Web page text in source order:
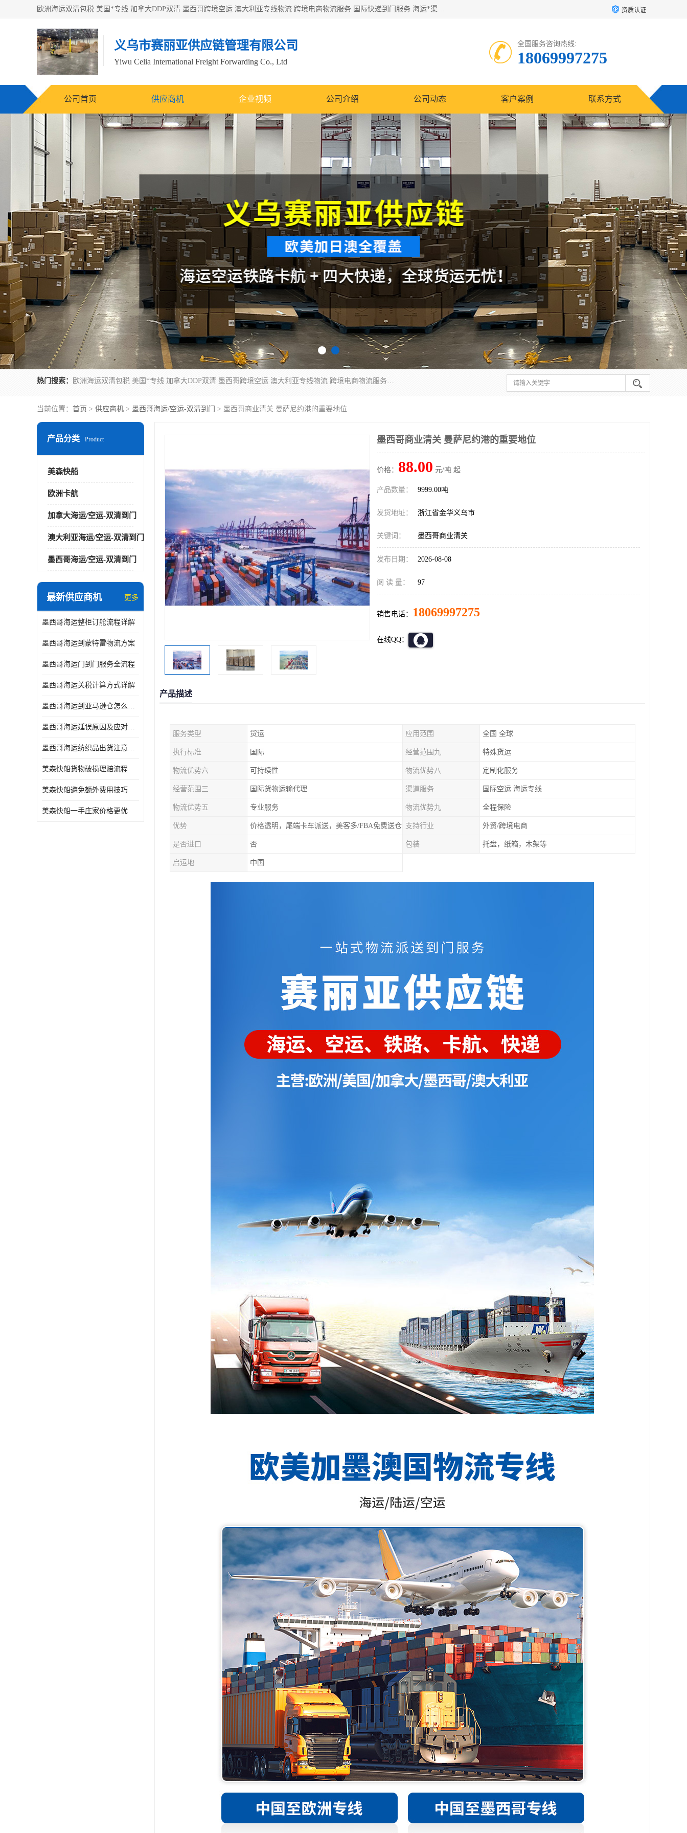
欧洲海运双清包税 美国*专线 加拿大DDP双清 墨西哥跨境空运 澳大利亚专线物流 跨境电商物流服务 国际快递到门服务 海运*渠道 一站式跨境物流解决方案 TikTok/SHEIN专线 电商平台FBA头程运输 国际铁路运输欧洲 UPS/DDHL/联邦快递跨境 美国双清到门物流 跨境*运输 资质认证
义乌市赛丽亚供应链管理有限公司
Yiwu Celia International Freight Forwarding Co., Ltd
全国服务咨询热线:
18069997275
公司首页 供应商机 企业视频 公司介绍 公司动态 客户案例 联系方式
热门搜索： 欧洲海运双清包税 美国*专线 加拿大DDP双清 墨西哥跨境空运 澳大利亚专线物流 跨境电商物流服务 国际快递到门服务 海运*渠道 一站式跨境物流解决方案 TikTok/SHEIN专线 电商平台FBA头程运输 国际铁路运输欧洲 UPS/DDHL/联邦快递跨境 美国双清到门物流 跨境*运输
当前位置： 首页 > 供应商机 > 墨西哥海运/空运-双清到门 > 墨西哥商业清关 曼萨尼约港的重要地位
产品分类 Product
美森快船
欧洲卡航
加拿大海运/空运-双清到门
澳大利亚海运/空运-双清到门
墨西哥海运/空运-双清到门
最新供应商机 更多
墨西哥海运整柜订舱流程详解
墨西哥海运到蒙特雷物流方案
墨西哥海运门到门服务全流程
墨西哥海运关税计算方式详解
墨西哥海运到亚马逊仓怎么操作
墨西哥海运延误原因及应对办法
墨西哥海运纺织品出货注意事项
美森快船货物破损理赔流程
美森快船避免额外费用技巧
美森快船一手庄家价格更优
墨西哥商业清关 曼萨尼约港的重要地位
价格： 88.00 元/吨 起
产品数量： 9999.00吨
发货地址： 浙江省金华义乌市
关键词： 墨西哥商业清关
发布日期： 2026-08-08
阅 读 量： 97
销售电话： 18069997275
在线QQ：
产品描述
服务类型 货运 应用范围 全国 全球
执行标准 国际 经营范围九 特殊货运
物流优势六 可持续性 物流优势八 定制化服务
经营范围三 国际货物运输代理 渠道服务 国际空运 海运专线
物流优势五 专业服务 物流优势九 全程保险
优势 价格透明，尾端卡车派送，美客多/FBA免费送仓 支持行业 外贸/跨境电商
是否进口 否 包装 托盘，纸箱，木架等
启运地 中国